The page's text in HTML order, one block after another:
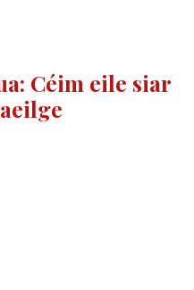
Céim eile siar